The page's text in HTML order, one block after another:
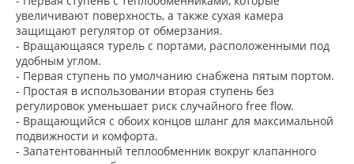
увеличивают поверхность, а также сухая камера
защищают регулятор от обмерзания.
- Вращающаяся турель с портами, расположенными под
удобным углом.
- Первая ступень по умолчанию снабжена пятым портом.
- Простая в использовании вторая ступень без
регулировок уменьшает риск случайного free flow.
- Вращающийся с обоих концов шланг для максимальной
подвижности и комфорта.
- Запатентованный теплообменник вокруг клапанного